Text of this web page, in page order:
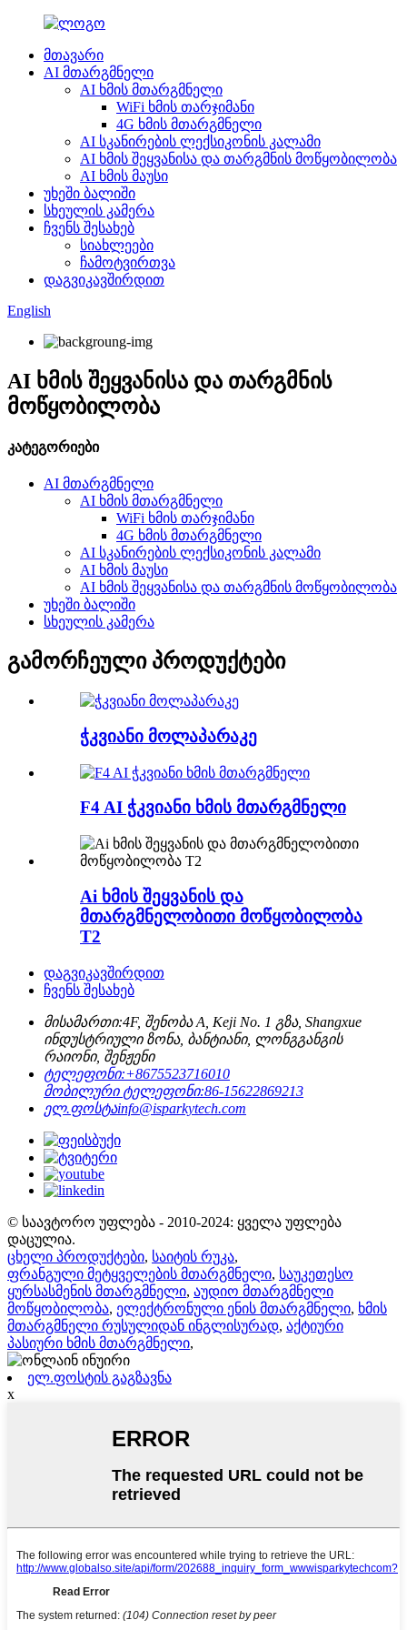
მთავარი
AI მთარგმნელი
AI ხმის მთარგმნელი
WiFi ხმის თარჯიმანი
4G ხმის მთარგმნელი
AI სკანირების ლექსიკონის კალამი
AI ხმის შეყვანისა და თარგმნის მოწყობილობა
AI ხმის მაუსი
უხეში ბალიში
სხეულის კამერა
ჩვენს შესახებ
სიახლეები
ჩამოტვირთვა
დაგვიკავშირდით
English
AI ხმის შეყვანისა და თარგმნის
მოწყობილობა
კატეგორიები
AI მთარგმნელი
AI ხმის მთარგმნელი
WiFi ხმის თარჯიმანი
4G ხმის მთარგმნელი
AI სკანირების ლექსიკონის კალამი
AI ხმის მაუსი
AI ხმის შეყვანისა და თარგმნის მოწყობილობა
უხეში ბალიში
სხეულის კამერა
გამორჩეული პროდუქტები
ჭკვიანი მოლაპარაკე
F4 AI ჭკვიანი ხმის მთარგმნელი
Ai ხმის შეყვანის და
მთარგმნელობითი მოწყობილობა
T2
დაგვიკავშირდით
ჩვენს შესახებ
მისამართი:4F, შენობა A, Keji No. 1 გზა, Shangxue
ინდუსტრიული ზონა, ბანტიანი, ლონგგანგის
რაიონი, შენჟენი
ტელეფონი:+8675523716010
მობილური ტელეფონი:86-15622869213
ელ.ფოსტაinfo@isparkytech.com
© საავტორო უფლება - 2010-2024: ყველა უფლება
დაცულია.
ცხელი პროდუქტები, საიტის რუკა,
ფრანგული მეტყველების მთარგმნელი, საუკეთესო
ყურსასმენის მთარგმნელი, აუდიო მთარგმნელი
მოწყობილობა, ელექტრონული ენის მთარგმნელი, ხმის
მთარგმნელი რუსულიდან ინგლისურად, აქტიური
პასიური ხმის მთარგმნელი,
ელ.ფოსტის გაგზავნა
x